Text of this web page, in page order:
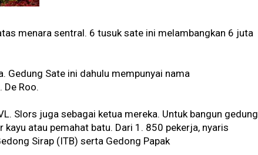
menara sentral. 6 tusuk sate ini melambangkan 6 juta
Gedung Sate ini dahulu mempunyai nama
De Roo.
Slors juga sebagai ketua mereka. Untuk bangun gedung
atau pemahat batu. Dari 1. 850 pekerja, nyaris
Sirap (ITB) serta Gedong Papak